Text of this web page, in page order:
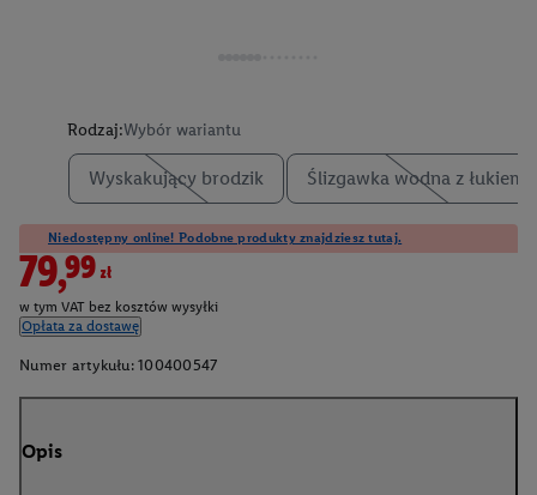
Rodzaj:Wybór wariantu
Wyskakujący brodzik Ślizgawka wodna z łukiem
Niedostępny online! Podobne produkty znajdziesz tutaj.
79,99zł
w tym VAT bez kosztów wysyłki
Opłata za dostawę
Numer artykułu: 100400547
Opis